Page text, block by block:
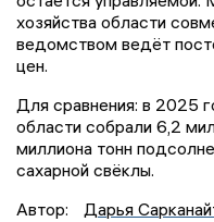
хозяйства области
ведомством ведёт
цен.
Для сравнения: в 2025
области собрали 6,2
миллиона тонн
сахарной свёклы.
Автор:
Дарья